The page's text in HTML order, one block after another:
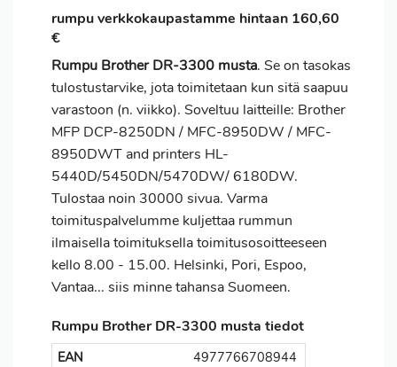
rumpu verkkokaupastamme hintaan 160,60
€
Rumpu Brother DR-3300 musta. Se on tasokas
tulostustarvike, jota toimitetaan kun sitä saapuu
varastoon (n. viikko). Soveltuu laitteille: Brother
MFP DCP-8250DN / MFC-8950DW / MFC-
8950DWT and printers HL-
5440D/5450DN/5470DW/ 6180DW.
Tulostaa noin 30000 sivua. Varma
toimituspalvelumme kuljettaa rummun
ilmaisella toimituksella toimitusosoitteeseen
kello 8.00 - 15.00. Helsinki, Pori, Espoo,
Vantaa... siis minne tahansa Suomeen.
Rumpu Brother DR-3300 musta tiedot
EAN
4977766708944